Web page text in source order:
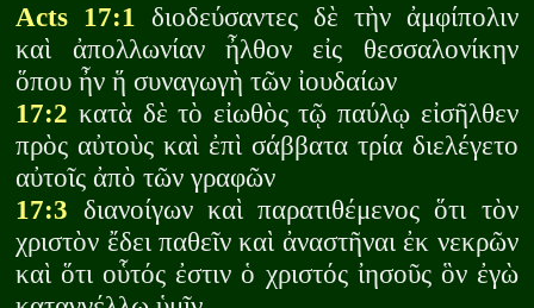
Acts 17:1 διοδεύσαντες δὲ τὴν ἀμφίπολιν
καὶ ἀπολλωνίαν ἦλθον εἰς θεσσαλονίκην
ὅπου ἦν ἥ συναγωγὴ τῶν ἰουδαίων
17:2 κατὰ δὲ τὸ εἰωθὸς τῷ παύλῳ εἰσῆλθεν
πρὸς αὐτοὺς καὶ ἐπὶ σάββατα τρία διελέγετο
αὐτοῖς ἀπὸ τῶν γραφῶν
17:3 διανοίγων καὶ παρατιθέμενος ὅτι τὸν
χριστὸν ἔδει παθεῖν καὶ ἀναστῆναι ἐκ νεκρῶν
καὶ ὅτι οὗτός ἐστιν ὁ χριστός ἰησοῦς ὃν ἐγὼ